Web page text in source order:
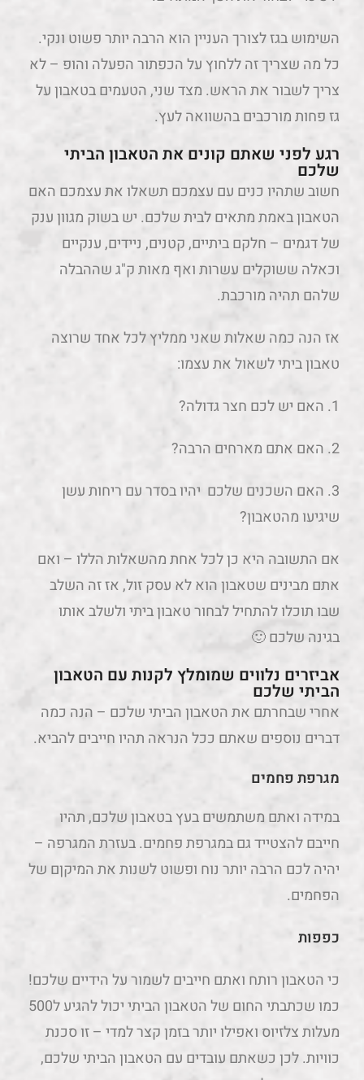
השימוש בגז לצורך העניין הוא הרבה יותר פשוט ונקי.
כל מה שצריך זה ללחוץ על הכפתור הפעלה והופ – לא
צריך לשבור את הראש. מצד שני, הטעמים בטאבון על
גז פחות מורכבים בהשוואה לעץ.
רגע לפני שאתם קונים את הטאבון הביתי
שלכם
חשוב שתהיו כנים עם עצמכם תשאלו את עצמכם האם
הטאבון באמת מתאים לבית שלכם. יש בשוק מגוון ענק
של דגמים – חלקם ביתיים, קטנים, ניידים, ענקיים
וכאלה ששוקלים עשרות ואף מאות ק"ג שההבלה
שלהם תהיה מורכבת.
אז הנה כמה שאלות שאני ממליץ לכל אחד שרוצה
טאבון ביתי לשאול את עצמו:
1. האם יש לכם חצר גדולה?
2. האם אתם מארחים הרבה?
3. האם השכנים שלכם יהיו בסדר עם ריחות עשן
שיגיעו מהטאבון?
אם התשובה היא כן לכל אחת מהשאלות הללו – ואם
אתם מבינים שטאבון הוא לא עסק זול, אז זה השלב
שבו תוכלו להתחיל לבחור טאבון ביתי ולשלב אותו
בגינה שלכם 🙂
אביזרים נלווים שמומלץ לקנות עם הטאבון
הביתי שלכם
אחרי שבחרתם את הטאבון הביתי שלכם – הנה כמה
דברים נוספים שאתם ככל הנראה תהיו חייבים להביא.
מגרפת פחמים
במידה ואתם משתמשים בעץ בטאבון שלכם, תהיו
חייבם להצטייד גם במגרפת פחמים. בעזרת המגרפה –
יהיה לכם הרבה יותר נוח ופשוט לשנות את המיקןם של
הפחמים.
כפפות
כי הטאבון רותח ואתם חייבים לשמור על הידיים שלכם!
כמו שכתבתי החום של הטאבון הביתי יכול להגיע ל500
מעלות צלזיוס ואפילו יותר בזמן קצר למדי – זו סכנת
כוויות. לכן כשאתם עובדים עם הטאבון הביתי שלכם,